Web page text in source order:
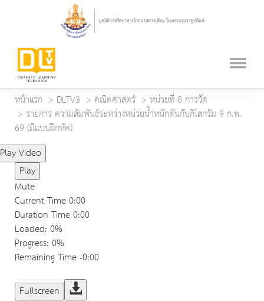
หน้าแรก DLTV3 คณิตศาสตร์
หน่วยที่ 8 การวัด
รายการ ความสัมพันธ์ระหว่างหน่วยน้ำหนักตันกับกิโลกรัม 9 ก.พ.
69 (มีแบบฝึกหัด)
Play Video
Play
Mute
Current Time0:00
Duration Time0:00
Loaded: 0%
Progress: 0%
Remaining Time-0:00
Fullscreen